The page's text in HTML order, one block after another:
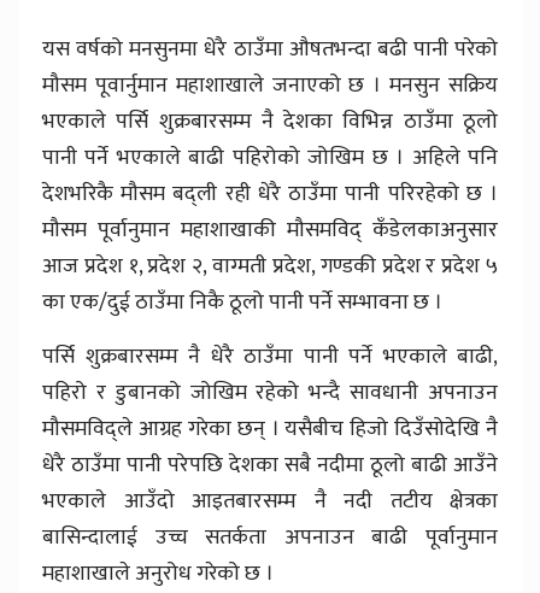
यस वर्षको मनसुनमा धेरै ठाउँमा औषतभन्दा बढी पानी परेको
मौसम पूवार्नुमान महाशाखाले जनाएको छ । मनसुन सक्रिय
भएकाले पर्सि शुक्रबारसम्म नै देशका विभिन्न ठाउँमा ठूलो
पानी पर्ने भएकाले बाढी पहिरोको जोखिम छ । अहिले पनि
देशभरिकै मौसम बद्ली रही धेरै ठाउँमा पानी परिरहेको छ ।
मौसम पूर्वानुमान महाशाखाकी मौसमविद् कँडेलकाअनुसार
आज प्रदेश १, प्रदेश २, वाग्मती प्रदेश, गण्डकी प्रदेश र प्रदेश ५
का एक/दुई ठाउँमा निकै ठूलो पानी पर्ने सम्भावना छ ।
पर्सि शुक्रबारसम्म नै धेरै ठाउँमा पानी पर्ने भएकाले बाढी,
पहिरो र डुबानको जोखिम रहेको भन्दै सावधानी अपनाउन
मौसमविद्ले आग्रह गरेका छन् । यसैबीच हिजो दिउँसोदेखि नै
धेरै ठाउँमा पानी परेपछि देशका सबै नदीमा ठूलो बाढी आउँने
भएकाले आउँदो आइतबारसम्म नै नदी तटीय क्षेत्रका
बासिन्दालाई उच्च सतर्कता अपनाउन बाढी पूर्वानुमान
महाशाखाले अनुरोध गरेको छ ।